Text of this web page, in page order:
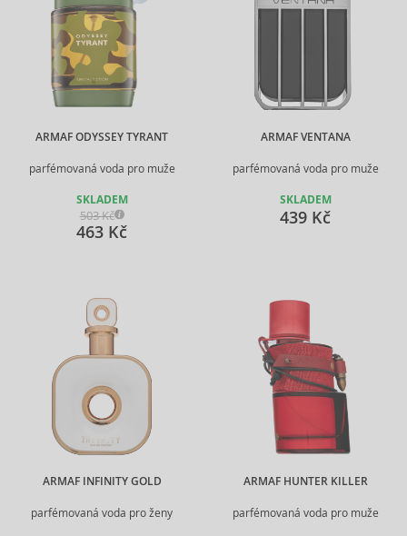
ARMAF ODYSSEY TYRANT
parfémovaná voda pro muže
SKLADEM
503 Kč
463 Kč
ARMAF VENTANA
parfémovaná voda pro muže
SKLADEM
439 Kč
ARMAF INFINITY GOLD
parfémovaná voda pro ženy
ARMAF HUNTER KILLER
parfémovaná voda pro muže